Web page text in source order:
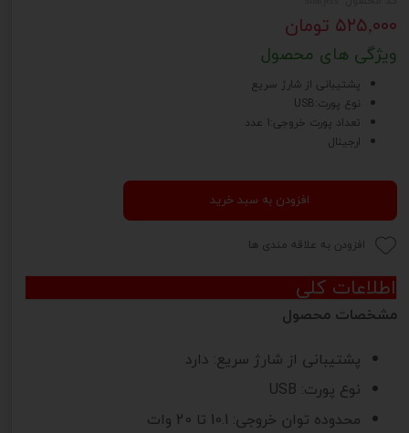
۵۲۵,۰۰۰ تومان
ویژگی های محصول
پشتیبانی از شارژ سریع
نوع پورت:USB
تعداد پورت خروجی:1 عدد
ارجینال
افزودن به سبد خرید
افزودن به علاقه مندی ها
اطلاعات کلی
مشخصات محصول
پشتیبانی از شارژ سریع: دارد
نوع پورت: USB
محدوده توان خروجی: 10.1 تا 20 وات